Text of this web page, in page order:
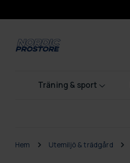
Träning & sport
Hem Utemiljö & trädgård